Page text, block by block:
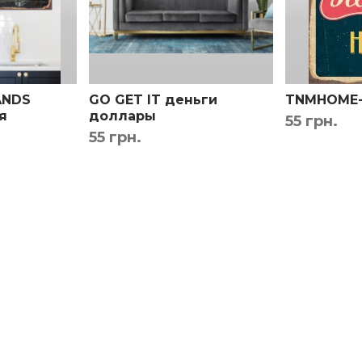
GO GET IT деньги
доллары
мотивационная надпись
на металле
55 грн.
55 грн.